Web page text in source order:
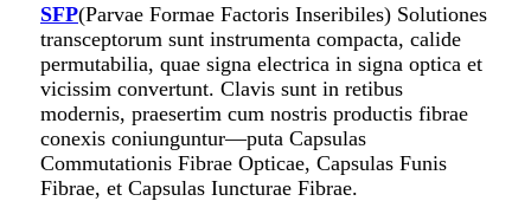
SFP(Parvae Formae Factoris Inseribiles) Solutiones
transceptorum sunt instrumenta compacta, calide
permutabilia, quae signa electrica in signa optica et
vicissim convertunt. Clavis sunt in retibus
modernis, praesertim cum nostris productis fibrae
conexis coniunguntur—puta Capsulas
Commutationis Fibrae Opticae, Capsulas Funis
Fibrae, et Capsulas Iuncturae Fibrae.